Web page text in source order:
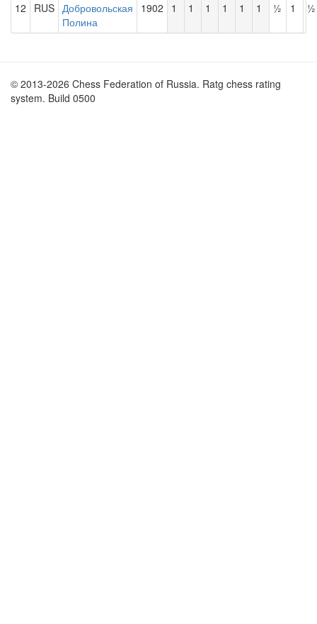
12 RUS Добровольская
Полина
1902 1 1 1 1 1 1 ½ 1 ½
© 2013-2026 Chess Federation of Russia. Ratg chess rating
system. Build 0500